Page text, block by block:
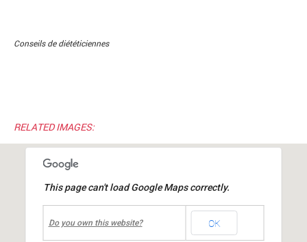
Conseils de diététiciennes
RELATED IMAGES:
Halle Louis MIACHON
This page can't load Google Maps correctly.
Do you own this website? OK